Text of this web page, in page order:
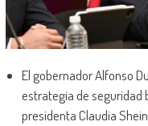
El gobernador Alfonso
estrategia de seguridad
presidenta Claudia